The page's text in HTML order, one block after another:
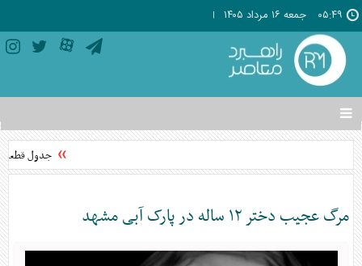
۰۵:۴۹ جمعه ۱۶ مرداد ۱۴۰۵
تغییر
وضعیت
منوی
ها
جدول قطعی برق استان
مرگ عجیب دختر ۱۲ ساله در پارک آبی مشهد